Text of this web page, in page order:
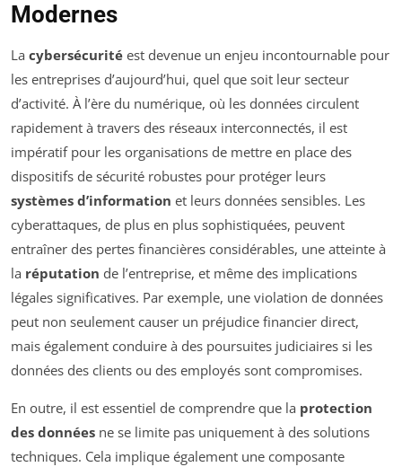
Modernes
La cybersécurité est devenue un enjeu incontournable pour
les entreprises d’aujourd’hui, quel que soit leur secteur
d’activité. À l’ère du numérique, où les données circulent
rapidement à travers des réseaux interconnectés, il est
impératif pour les organisations de mettre en place des
dispositifs de sécurité robustes pour protéger leurs
systèmes d’information et leurs données sensibles. Les
cyberattaques, de plus en plus sophistiquées, peuvent
entraîner des pertes financières considérables, une atteinte à
la réputation de l’entreprise, et même des implications
légales significatives. Par exemple, une violation de données
peut non seulement causer un préjudice financier direct,
mais également conduire à des poursuites judiciaires si les
données des clients ou des employés sont compromises.
En outre, il est essentiel de comprendre que la protection
des données ne se limite pas uniquement à des solutions
techniques. Cela implique également une composante